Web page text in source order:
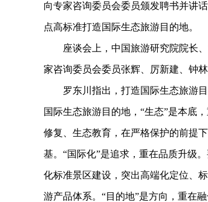
向专家咨询委员会委员颁发聘书并讲
点高标准打造国际生态旅游目的地。
座谈会上，中国旅游研究院院长、
家咨询委员会委员张辉、厉新建、钟
罗东川指出，打造国际生态旅游目
国际生态旅游目的地，“生态”是本底
修复、生态教育，在严格保护的前提
基。“国际化”是追求，重在品质升级
化标准景区建设，突出高端化定位、
游产品体系。“目的地”是方向，重在